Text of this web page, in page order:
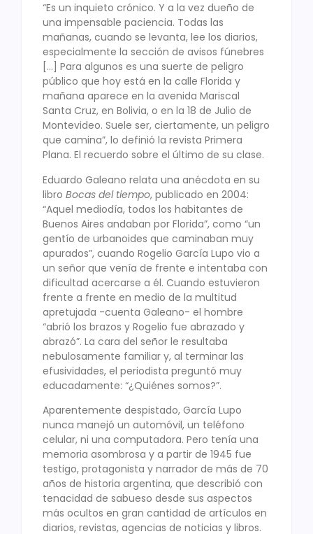
“Es un inquieto crónico. Y a la vez dueño de
una impensable paciencia. Todas las
mañanas, cuando se levanta, lee los diarios,
especialmente la sección de avisos fúnebres
[…] Para algunos es una suerte de peligro
público que hoy está en la calle Florida y
mañana aparece en la avenida Mariscal
Santa Cruz, en Bolivia, o en la 18 de Julio de
Montevideo. Suele ser, ciertamente, un peligro
que camina”, lo definió la revista Primera
Plana. El recuerdo sobre el último de su clase.
Eduardo Galeano relata una anécdota en su
libro Bocas del tiempo, publicado en 2004:
“Aquel mediodía, todos los habitantes de
Buenos Aires andaban por Florida”, como “un
gentío de urbanoides que caminaban muy
apurados”, cuando Rogelio García Lupo vio a
un señor que venía de frente e intentaba con
dificultad acercarse a él. Cuando estuvieron
frente a frente en medio de la multitud
apretujada -cuenta Galeano- el hombre
“abrió los brazos y Rogelio fue abrazado y
abrazó”. La cara del señor le resultaba
nebulosamente familiar y, al terminar las
efusividades, el periodista preguntó muy
educadamente: “¿Quiénes somos?”.
Aparentemente despistado, García Lupo
nunca manejó un automóvil, un teléfono
celular, ni una computadora. Pero tenía una
memoria asombrosa y a partir de 1945 fue
testigo, protagonista y narrador de más de 70
años de historia argentina, que describió con
tenacidad de sabueso desde sus aspectos
más ocultos en gran cantidad de artículos en
diarios, revistas, agencias de noticias y libros.